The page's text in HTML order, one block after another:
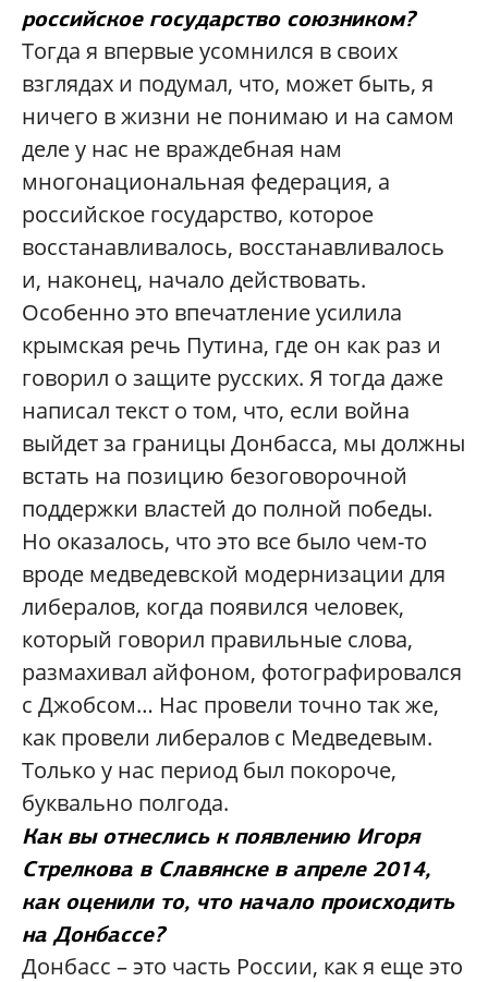
российское государство союзником?
Тогда я впервые усомнился в своих
взглядах и подумал, что, может быть, я
ничего в жизни не понимаю и на самом
деле у нас не враждебная нам
многонациональная федерация, а
российское государство, которое
восстанавливалось, восстанавливалось
и, наконец, начало действовать.
Особенно это впечатление усилила
крымская речь Путина, где он как раз и
говорил о защите русских. Я тогда даже
написал текст о том, что, если война
выйдет за границы Донбасса, мы должны
встать на позицию безоговорочной
поддержки властей до полной победы.
Но оказалось, что это все было чем-то
вроде медведевской модернизации для
либералов, когда появился человек,
который говорил правильные слова,
размахивал айфоном, фотографировался
с Джобсом… Нас провели точно так же,
как провели либералов с Медведевым.
Только у нас период был покороче,
буквально полгода.
Как вы отнеслись к появлению Игоря
Стрелкова в Славянске в апреле 2014,
как оценили то, что начало происходить
на Донбассе?
Донбасс – это часть России, как я еще это